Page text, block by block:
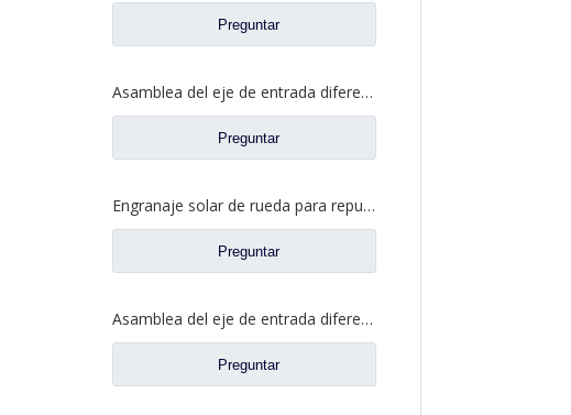
Preguntar
Asamblea del eje de entrada diferenciada para los recambios autos 81.35606.0008 del camión de Shacman Delong
Preguntar
Engranaje solar de rueda para repuestos de camiones Ford BN0407B0-3
Preguntar
Asamblea del eje de entrada diferenciada para los recambios autos 81.35100.6599 del camión de Shacman Delong
Preguntar